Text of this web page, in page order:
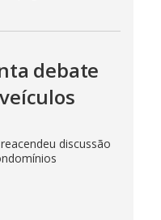
debate
discussão